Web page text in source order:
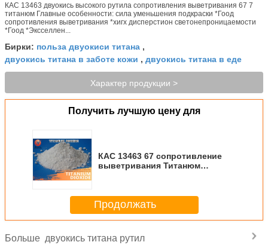
КАС 13463 двуокись высокого рутила сопротивления выветривания 67 7
титанюм Главные особенности: сила уменьшения подкраски *Гоод
сопротивления выветривания *хигх дисперстион светонепроницаемости
*Гоод *Эксселлен...
Бирки: польза двуокиси титана ,
двуокись титана в заботе кожи , двуокись титана в еде
Характер продукции >
Получить лучшую цену для
КАС 13463 67 сопротивление
выветривания Титанюм
Продолжать
Больше двуокись титана рутил